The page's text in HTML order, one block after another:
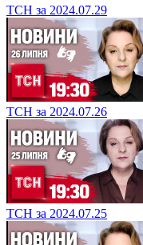
ТСН за 2024.07.29
ТСН за 2024.07.26
ТСН за 2024.07.25